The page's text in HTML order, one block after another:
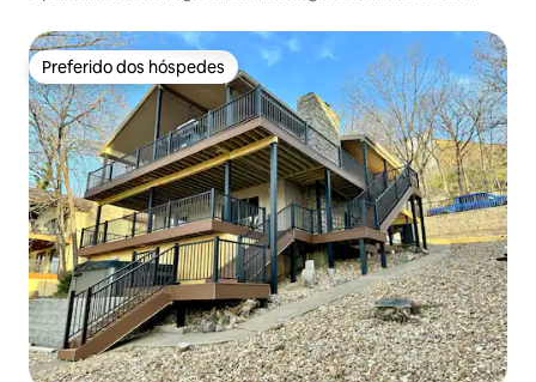
Preferido dos hóspedes
Preferido dos hóspedes